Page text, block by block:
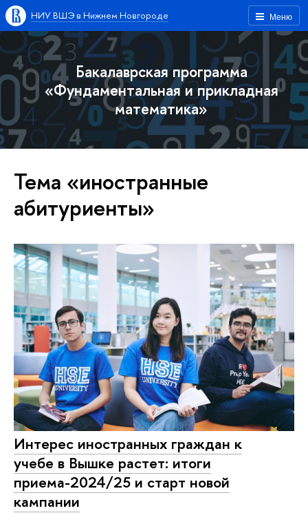
Меню
НИУ ВШЭ в Нижнем Новгороде
Бакалаврская программа
«Фундаментальная и прикладная
математика»
Тема «иностранные
абитуриенты»
Интерес иностранных граждан к
учебе в Вышке растет: итоги
приема-2024/25 и старт новой
кампании